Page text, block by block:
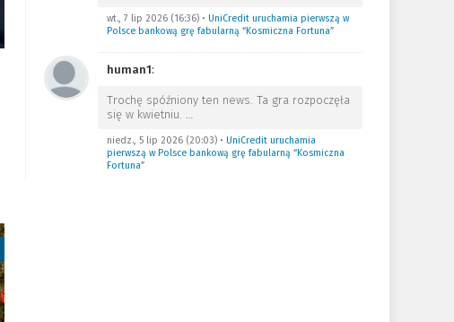
wt., 7 lip 2026 (16:36)• UniCredit uruchamia pierwszą w
Polsce bankową grę fabularną “Kosmiczna Fortuna”
human1:
Trochę spóźniony ten news. Ta gra rozpoczęła
się w kwietniu. …
niedz., 5 lip 2026 (20:03)• UniCredit uruchamia
pierwszą w Polsce bankową grę fabularną “Kosmiczna
Fortuna”